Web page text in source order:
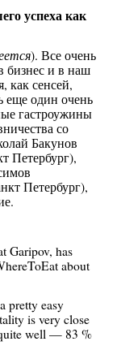
успеха как
). Все очень
бизнес и в наш
как сенсей,
еще один очень
гастроужины
со
Бакунов
Петербург),
Петербург),
Garipov, has
about
pretty easy
is very close
well — 83 %